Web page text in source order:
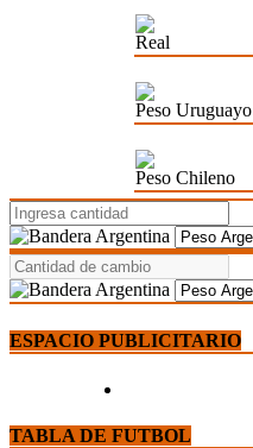
Real
Peso Uruguayo
Peso Chileno
ESPACIO PUBLICITARIO
TABLA DE FUTBOL